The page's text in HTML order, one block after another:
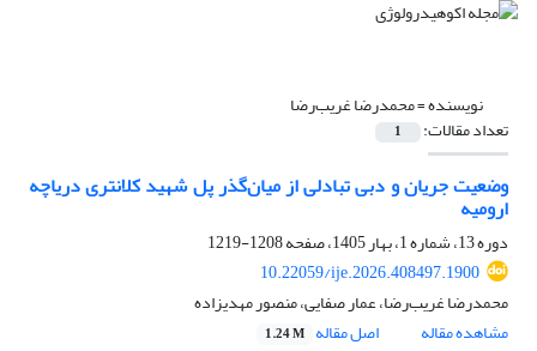
نویسنده =محمدرضا غریب‌رضا
تعداد مقالات: 1
وضعیت جریان و دبی تبادلی از میان‌گذر پل شهید کلانتری دریاچه
ارومیه
دوره 13، شماره 1، بهار 1405، صفحه
1208-1219
10.22059/ije.2026.408497.1900
محمدرضا غریب‌رضا، عمار صفایی، منصور مهدیزاده
مشاهده مقاله
اصل مقاله 1.24 M